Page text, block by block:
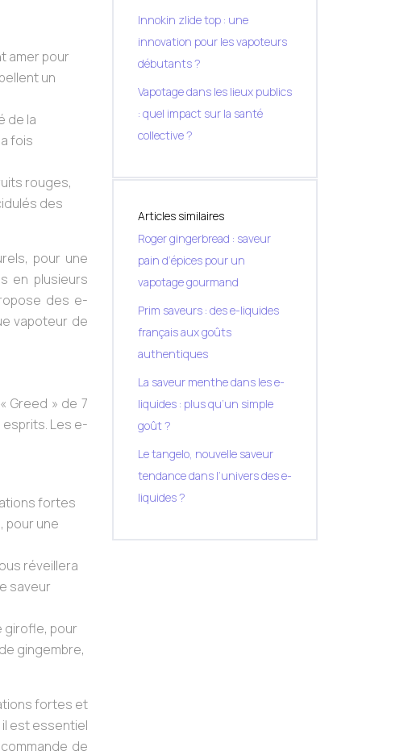
amer pour
un
de la
fois
rouges,
des
pour une
en plusieurs
des e-
vapoteur de
Greed » de 7
Les e-
fortes
pour une
réveillera
saveur
girofle, pour
gingembre,
fortes et
est essentiel
de
Innokin zlide top : une
innovation pour les vapoteurs
débutants ?
Vapotage dans les lieux publics
: quel impact sur la santé
collective ?
Articles similaires
Roger gingerbread : saveur
pain d’épices pour un
vapotage gourmand
Prim saveurs : des e-liquides
français aux goûts
authentiques
La saveur menthe dans les e-
liquides : plus qu’un simple
goût ?
Le tangelo, nouvelle saveur
tendance dans l’univers des e-
liquides ?